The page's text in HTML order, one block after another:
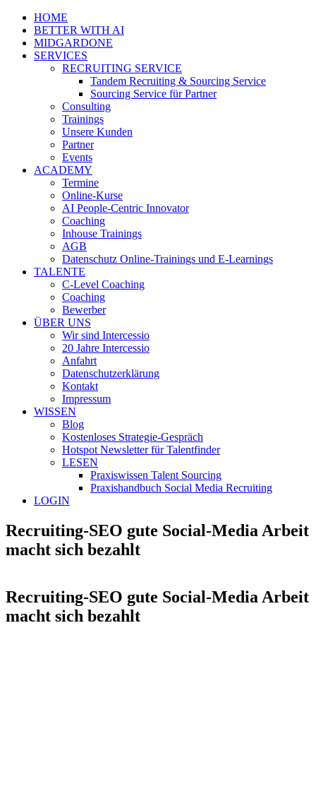
HOME
BETTER WITH AI
MIDGARDONE
SERVICES
RECRUITING SERVICE
Tandem Recruiting & Sourcing Service
Sourcing Service für Partner
Consulting
Trainings
Unsere Kunden
Partner
Events
ACADEMY
Termine
Online-Kurse
AI People-Centric Innovator
Coaching
Inhouse Trainings
AGB
Datenschutz Online-Trainings und E-Learnings
TALENTE
C-Level Coaching
Coaching
Bewerber
ÜBER UNS
Wir sind Intercessio
20 Jahre Intercessio
Anfahrt
Datenschutzerklärung
Kontakt
Impressum
WISSEN
Blog
Kostenloses Strategie-Gespräch
Hotspot Newsletter für Talentfinder
LESEN
Praxiswissen Talent Sourcing
Praxishandbuch Social Media Recruiting
LOGIN
Recruiting-SEO gute Social-Media Arbeit
macht sich bezahlt
Recruiting-SEO gute Social-Media Arbeit
macht sich bezahlt